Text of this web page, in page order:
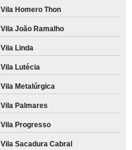
Vila Homero Thon
Vila João Ramalho
Vila Linda
Vila Lutécia
Vila Metalúrgica
Vila Palmares
Vila Progresso
Vila Sacadura Cabral